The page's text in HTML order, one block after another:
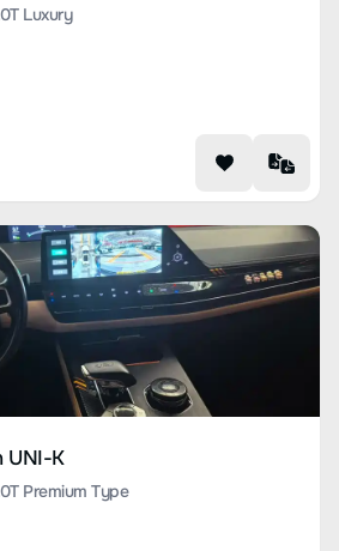
Luxury
UNI-K
Premium Type